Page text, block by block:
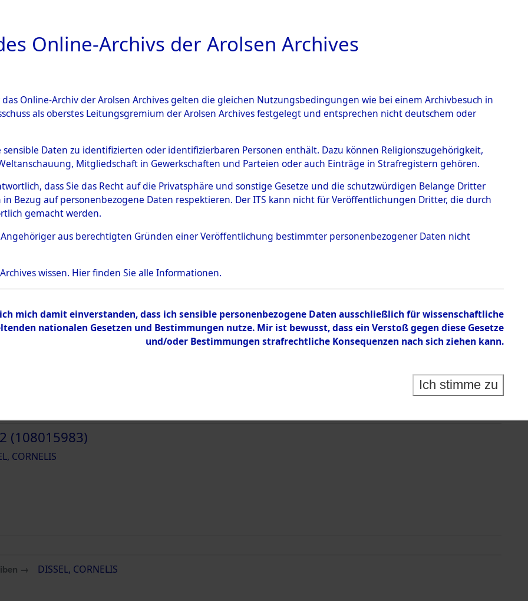
PERSONENINDEX PERSON
DISSEL, CORNELIS
Niederlande
Familien (oder andere Berechtigte) zurückgegeben.
(108015983)
CORNELIS
→ DISSEL, CORNELIS
Online-Archivs der Arolsen Archives
Online-Archiv der Arolsen Archives gelten die gleichen Nutzungsbedingungen wie bei einem Archivbesuch in
als oberstes Leitungsgremium der Arolsen Archives festgelegt und entsprechen nicht deutschem oder
sensible Daten zu identifizierten oder identifizierbaren Personen enthält. Dazu können Religionszugehörigkeit,
Mitgliedschaft in Gewerkschaften und Parteien oder auch Einträge in Strafregistern gehören.
dass Sie das Recht auf die Privatsphäre und sonstige Gesetze und die schutzwürdigen Belange Dritter
Bezug auf personenbezogene Daten respektieren. Der ITS kann nicht für Veröffentlichungen Dritter, die durch
gemacht werden.
Angehöriger aus berechtigten Gründen einer Veröffentlichung bestimmter personenbezogener Daten nicht
wissen. Hierfinden Sie alle Informationen.
mich damit einverstanden, dass ich sensible personenbezogene Daten ausschließlich für wissenschaftliche
nationalen Gesetzen und Bestimmungen nutze. Mir ist bewusst, dass ein Verstoß gegen diese Gesetze
und/oder Bestimmungen strafrechtliche Konsequenzen nach sich ziehen kann.
Ich stimme zu